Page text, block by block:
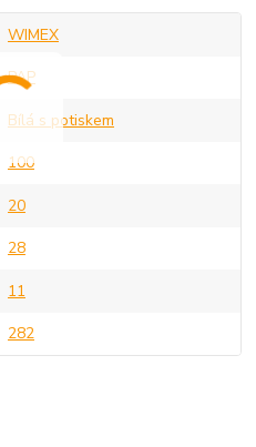
WIMEX
PAP
Bílá s potiskem
100
20
28
11
282